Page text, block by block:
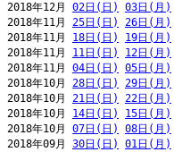
2018年12月 02日(日) 03日(月)
2018年11月 25日(日) 26日(月)
2018年11月 18日(日) 19日(月)
2018年11月 11日(日) 12日(月)
2018年11月 04日(日) 05日(月)
2018年10月 28日(日) 29日(月)
2018年10月 21日(日) 22日(月)
2018年10月 14日(日) 15日(月)
2018年10月 07日(日) 08日(月)
2018年09月 30日(日) 01日(月)